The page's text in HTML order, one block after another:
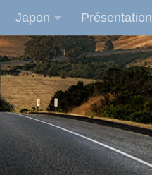
Japon Présentation